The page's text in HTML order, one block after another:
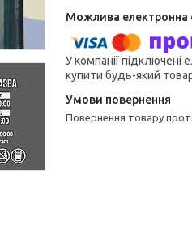
У компанії
купити будь-який
повернення товару